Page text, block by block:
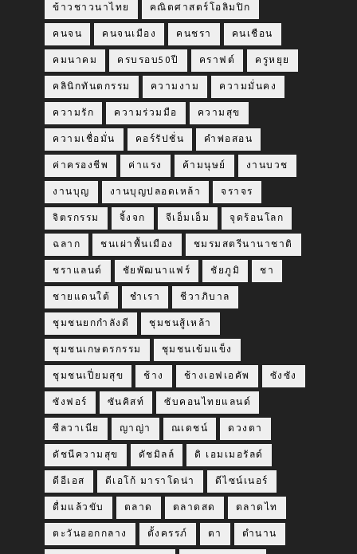
ข้าวชาวนาไทย คณิตศาสตร์โอลิมปิก
คนจน คนจนเมือง คนชรา คนเชือน
คมนาคม ครบรอบ50ปี คราฟต์ ครูหยุย
คลินิกทันตกรรม ความงาม ความมั่นคง
ความรัก ความร่วมมือ ความสุข
ความเชื่อมั่น คอร์รัปชั่น คำพ่อสอน
ค่าครองชีพ ค่าแรง ค้ามนุษย์ งานบวช
งานบุญ งานบุญปลอดเหล้า จราจร
จิตรกรรม จิ้งจก จีเอ็มเอ็ม จุดร้อนโลก
ฉลาก ชนเผ่าพื้นเมือง ชมรมสตรีนานาชาติ
ชราแลนด์ ชัยพัฒนาแฟร์ ชัยภูมิ ชา
ชายแดนใต้ ชำเรา ชีวาภิบาล
ชุมชนยกกำลังดี ชุมชนสู้เหล้า
ชุมชนเกษตรกรรม ชุมชนเข้มแข็ง
ชุมชนเปี่ยมสุข ช้าง ช้างเอฟเอคัพ ซังซัง
ซังฟอร์ ซันคิสท์ ซับคอนไทยแลนด์
ซีลวาเนีย ญาญ่า ณเดชน์ ดวงตา
ดัชนีความสุข ดัชมิลล์ ดิ เอมเมอรัลด์
ดีอีเอส ดีเอโก้ มาราโดน่า ดีไซน์เนอร์
ดื่มแล้วขับ ตลาด ตลาดสด ตลาดไท
ตะวันออกกลาง ตั้งครรภ์ ตา ตำนาน